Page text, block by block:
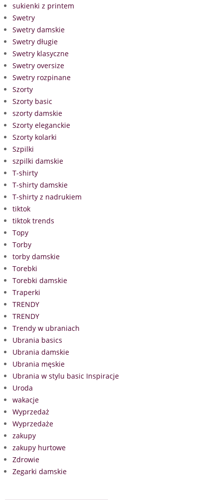
sukienki z printem
Swetry
Swetry damskie
Swetry długie
Swetry klasyczne
Swetry oversize
Swetry rozpinane
Szorty
Szorty basic
szorty damskie
Szorty eleganckie
Szorty kolarki
Szpilki
szpilki damskie
T-shirty
T-shirty damskie
T-shirty z nadrukiem
tiktok
tiktok trends
Topy
Torby
torby damskie
Torebki
Torebki damskie
Traperki
TRENDY
TRENDY
Trendy w ubraniach
Ubrania basics
Ubrania damskie
Ubrania męskie
Ubrania w stylu basic Inspiracje
Uroda
wakacje
Wyprzedaż
Wyprzedaże
zakupy
zakupy hurtowe
Zdrowie
Zegarki damskie